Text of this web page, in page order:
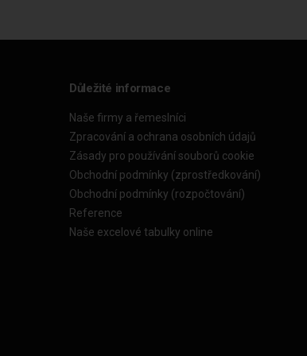
Důležité informace
Naše firmy a řemeslníci
Zpracování a ochrana osobních údajů
Zásady pro používání souborů cookie
Obchodní podmínky (zprostředkování)
Obchodní podmínky (rozpočtování)
Reference
Naše excelové tabulky online